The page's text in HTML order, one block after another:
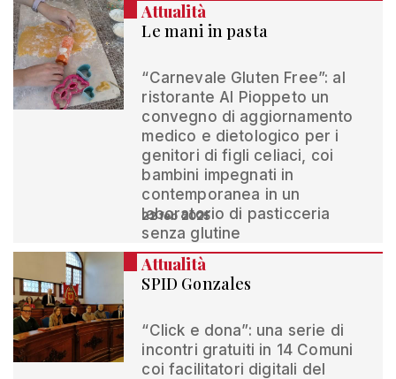
Attualità
Le mani in pasta
“Carnevale Gluten Free”: al
ristorante Al Pioppeto un
convegno di aggiornamento
medico e dietologico per i
genitori di figli celiaci, coi
bambini impegnati in
contemporanea in un
laboratorio di pasticceria
senza glutine
22 feb 2025
Attualità
SPID Gonzales
“Click e dona”: una serie di
incontri gratuiti in 14 Comuni
coi facilitatori digitali del